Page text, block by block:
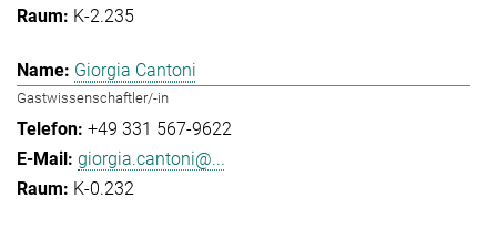
K-2.235
Giorgia Cantoni
Gastwissenschaftler/-in
+49 331 567-9622
giorgia.cantoni@...
K-0.232